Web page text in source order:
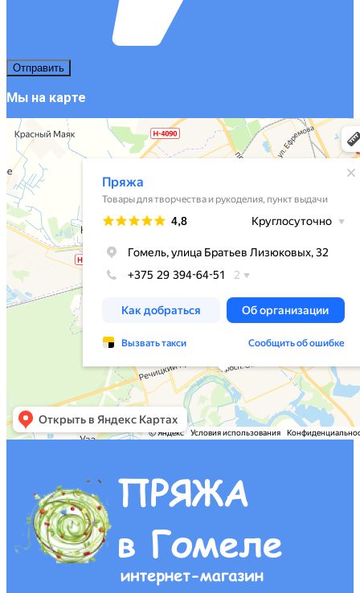
Мы на карте